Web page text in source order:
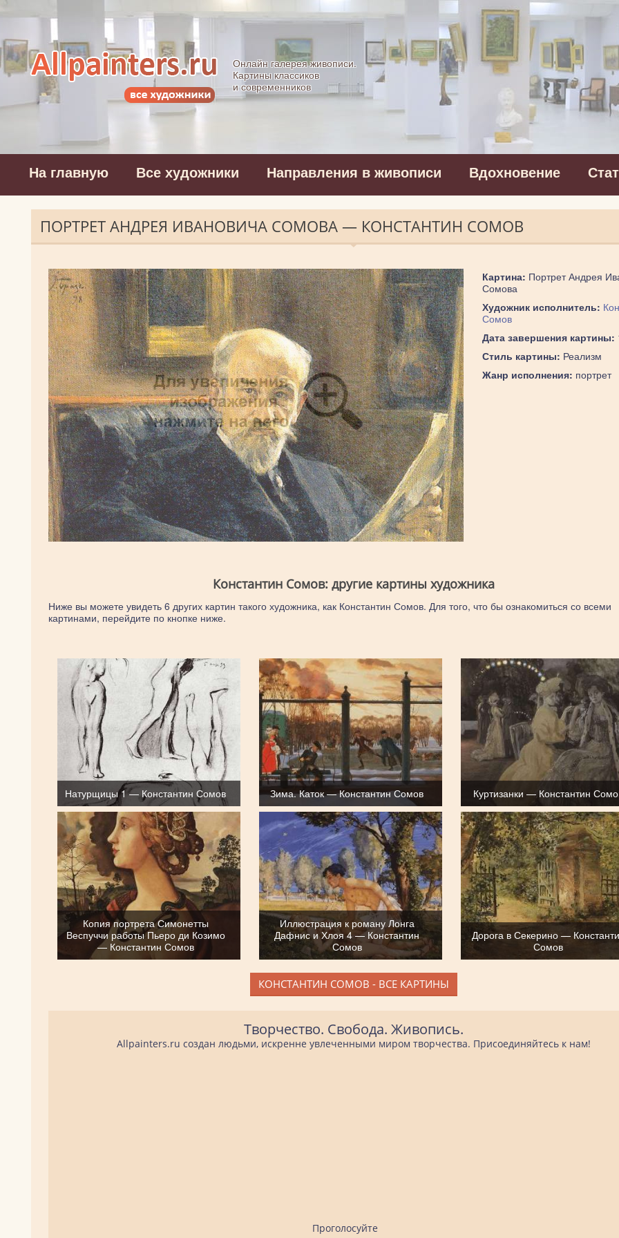
Allpainters.ru - картинная галерея
Онлайн галерея живописи.
Картины классиков
и современников
На главную Все художники Направления в живописи Вдохновение
ПОРТРЕТ АНДРЕЯ ИВАНОВИЧА СОМОВА — КОНСТАНТИН СОМОВ
Картина: Портрет Андрея
Сомова
Художник исполнитель:
Сомов
Дата завершения картины:
Стиль картины: Реализм
Жанр исполнения: портрет
Константин Сомов: другие картины художника
Ниже вы можете увидеть 6 других картин такого художника, как Константин Сомов. Для того, что бы ознакомиться со всеми
картинами, перейдите по кнопке ниже.
Натурщицы 1 — Константин Сомов Зима. Каток — Константин Сомов Куртизанки — Константин
Копия портрета Симонетты
Веспуччи работы Пьеро ди Козимо
— Константин Сомов
Иллюстрация к роману Лонга
Дафнис и Хлоя 4 — Константин
Сомов
Дорога в Секерино —
Сомов
КОНСТАНТИН СОМОВ - ВСЕ КАРТИНЫ
Творчество. Свобода. Живопись.
Allpainters.ru создан людьми, искренне увлеченными миром творчества. Присоединяйтесь к нам!
Проголосуйте